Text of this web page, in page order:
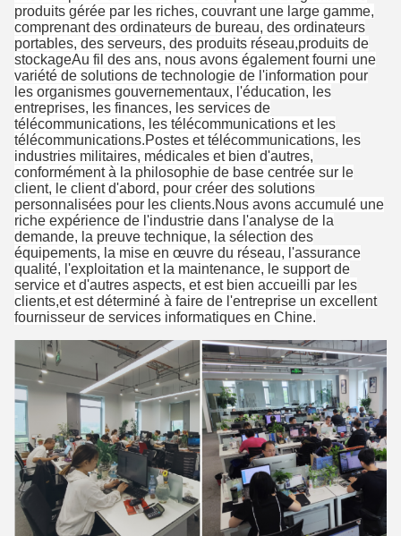
produits gérée par les riches, couvrant une large gamme,
comprenant des ordinateurs de bureau, des ordinateurs
portables, des serveurs, des produits réseau,produits de
stockageAu fil des ans, nous avons également fourni une
variété de solutions de technologie de l'information pour
les organismes gouvernementaux, l'éducation, les
entreprises, les finances, les services de
télécommunications, les télécommunications et les
télécommunications.Postes et télécommunications, les
industries militaires, médicales et bien d'autres,
conformément à la philosophie de base centrée sur le
client, le client d'abord, pour créer des solutions
personnalisées pour les clients.Nous avons accumulé une
riche expérience de l'industrie dans l'analyse de la
demande, la preuve technique, la sélection des
équipements, la mise en œuvre du réseau, l'assurance
qualité, l'exploitation et la maintenance, le support de
service et d'autres aspects, et est bien accueilli par les
clients,et est déterminé à faire de l'entreprise un excellent
fournisseur de services informatiques en Chine.